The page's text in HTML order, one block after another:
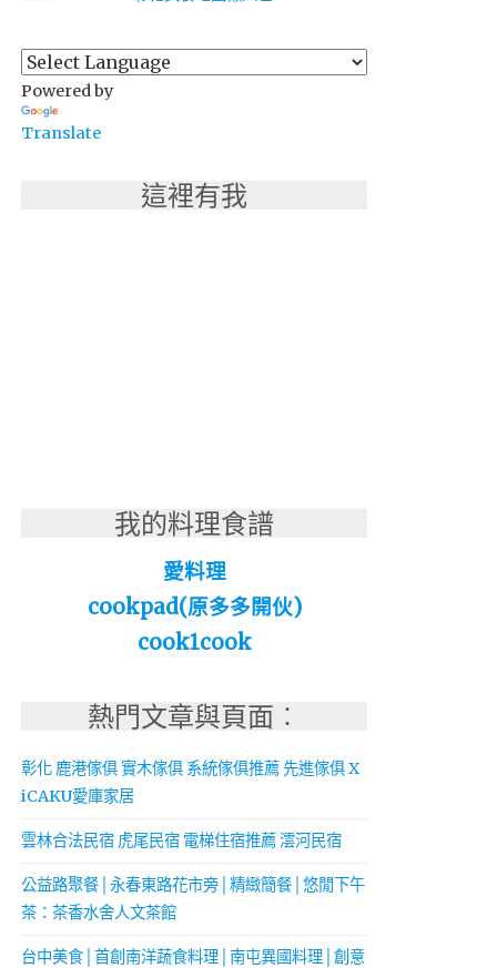
Powered by
Translate
這裡有我
我的料理食譜
愛料理
cookpad(原多多開伙)
cook1cook
熱門文章與頁面︰
彰化 鹿港傢俱 實木傢俱 系統傢俱推薦 先進傢俱 X
iCAKU愛庫家居
雲林合法民宿 虎尾民宿 電梯住宿推薦 澐河民宿
公益路聚餐│永春東路花市旁│精緻簡餐│悠閒下午
茶：茶香水舍人文茶館
台中美食│首創南洋蔬食料理│南屯異國料理│創意